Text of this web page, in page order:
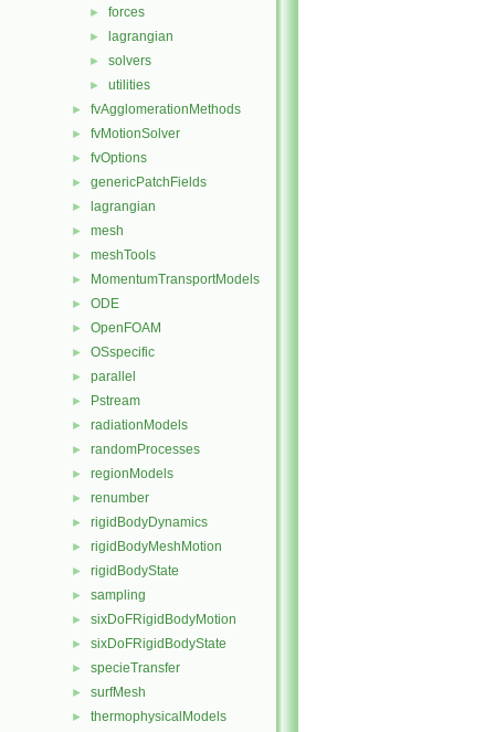
► forces
► lagrangian
► solvers
► utilities
► fvAgglomerationMethods
► fvMotionSolver
► fvOptions
► genericPatchFields
► lagrangian
► mesh
► meshTools
► MomentumTransportModels
► ODE
► OpenFOAM
► OSspecific
► parallel
► Pstream
► radiationModels
► randomProcesses
► regionModels
► renumber
► rigidBodyDynamics
► rigidBodyMeshMotion
► rigidBodyState
► sampling
► sixDoFRigidBodyMotion
► sixDoFRigidBodyState
► specieTransfer
► surfMesh
► thermophysicalModels